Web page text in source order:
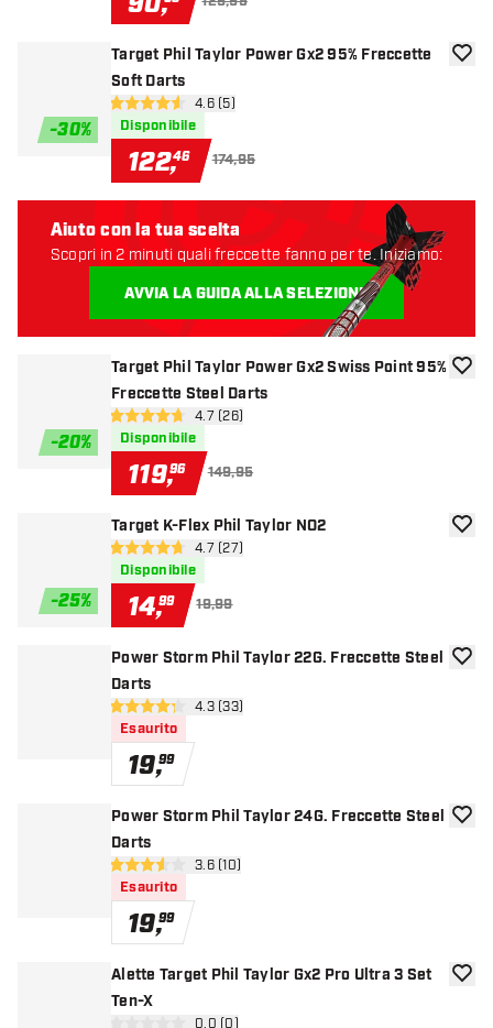
-30%
Target Phil Taylor Power Gx2 95% Freccette
Soft Darts
apri pannello recensioni
4.6 stelle di valutazione
4.6 (5)
Disponibile
122,46 174,95
-20%
Target Phil Taylor Power Gx2 Swiss Point 95%
Freccette Steel Darts
apri pannello recensioni
4.7 stelle di valutazione
4.7 (26)
Disponibile
119,96 149,95
-25%
Target K-Flex Phil Taylor NO2
apri pannello recensioni
4.7 stelle di valutazione
4.7 (27)
Disponibile
14,99 19,99
Power Storm Phil Taylor 22G. Freccette Steel
Darts
apri pannello recensioni
4.3 stelle di valutazione
4.3 (33)
Esaurito
19,99
Power Storm Phil Taylor 24G. Freccette Steel
Darts
apri pannello recensioni
3.6 stelle di valutazione
3.6 (10)
Esaurito
19,99
Alette Target Phil Taylor Gx2 Pro Ultra 3 Set
Ten-X
0.0 (0)
Aiuto con la tua scelta
Scopri in 2 minuti quali freccette fanno per te. Iniziamo:
AVVIA LA GUIDA ALLA SELEZIONE